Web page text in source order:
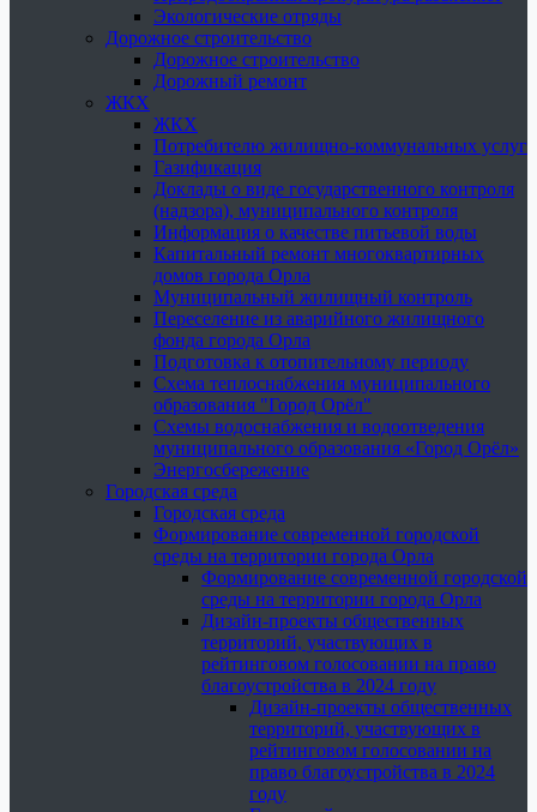
Экологические отряды
Дорожное строительство
Дорожное строительство
Дорожный ремонт
ЖКХ
ЖКХ
Потребителю жилищно-коммунальных услуг
Газификация
Доклады о виде государственного контроля
(надзора), муниципального контроля
Информация о качестве питьевой воды
Капитальный ремонт многоквартирных
домов города Орла
Муниципальный жилищный контроль
Переселение из аварийного жилищного
фонда города Орла
Подготовка к отопительному периоду
Схема теплоснабжения муниципального
образования "Город Орёл"
Схемы водоснабжения и водоотведения
муниципального образования «Город Орёл»
Энергосбережение
Городская среда
Городская среда
Формирование современной городской
среды на территории города Орла
Формирование современной городской
среды на территории города Орла
Дизайн-проекты общественных
территорий, участвующих в
рейтинговом голосовании на право
благоустройства в 2024 году
Дизайн-проекты общественных
территорий, участвующих в
рейтинговом голосовании на
право благоустройства в 2024
году